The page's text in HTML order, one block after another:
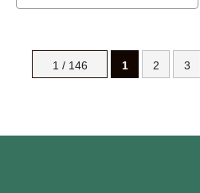
1 / 146 1 2 3